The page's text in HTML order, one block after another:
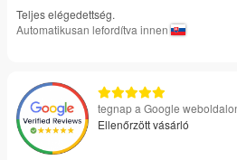
Teljes elégedettség.
Automatikusan lefordítva innen
tegnap a Google
Ellenőrzött vásárló